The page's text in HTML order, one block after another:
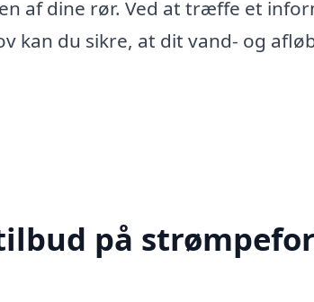
af dine rør. Ved at træffe et
kan du sikre, at dit vand- og
på